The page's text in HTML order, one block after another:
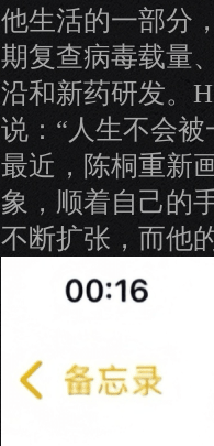
他生活的一部分
期复查病毒载量
沿和新药研发。
说：“人生不会
最近，陈桐重新
象，顺着自己的
不断扩张，而他